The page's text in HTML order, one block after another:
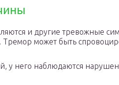
и другие тревожные
Тремор может быть
у него наблюдаются